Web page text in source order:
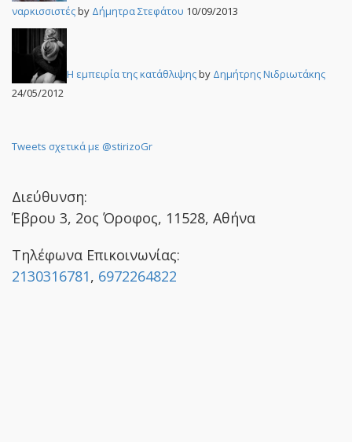
ναρκισσιστέςby Δήμητρα Στεφάτου 10/09/2013
Η εμπειρία της κατάθλιψηςby Δημήτρης Νιδριωτάκης
24/05/2012
Tweets σχετικά με @stirizoGr
Διεύθυνση:
Έβρου 3, 2ος Όροφος, 11528, Αθήνα
Τηλέφωνα Επικοινωνίας:
2130316781, 6972264822